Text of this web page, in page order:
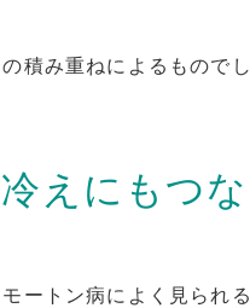
積み重ねによるものでし
えにもつ
ートン病によく見られ